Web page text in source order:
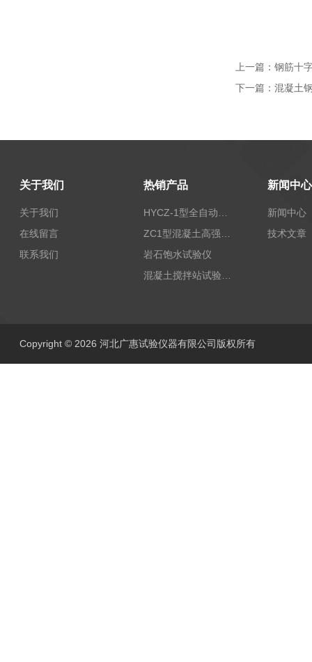
上一篇： 钢筋十
下一篇： 混凝土
关于我们
关于我们
在线留言
联系我们
热销产品
岩石饱水试验仪
新闻中心
新闻中心
技术文章
Copyright © 2026 河北广惠试验仪器有限公司版权所有